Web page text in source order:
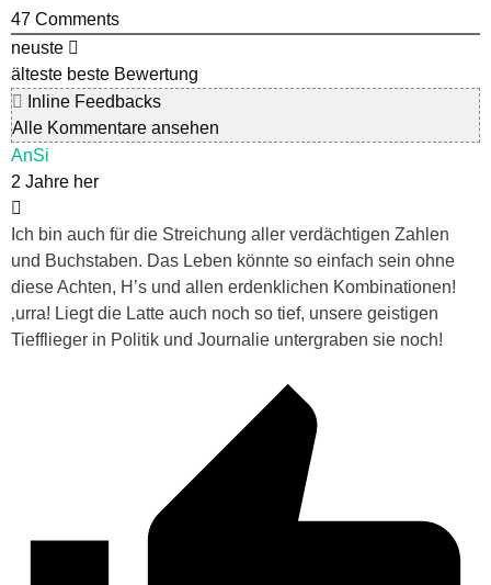
47 Comments
neuste
älteste beste Bewertung
Inline Feedbacks
Alle Kommentare ansehen
AnSi
2 Jahre her
Ich bin auch für die Streichung aller verdächtigen Zahlen
und Buchstaben. Das Leben könnte so einfach sein ohne
diese Achten, H’s und allen erdenklichen Kombinationen!
‚urra! Liegt die Latte auch noch so tief, unsere geistigen
Tiefflieger in Politik und Journalie untergraben sie noch!